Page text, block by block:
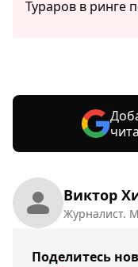
Виктор
Журналист.
Поделитесь
Тураров в ринге